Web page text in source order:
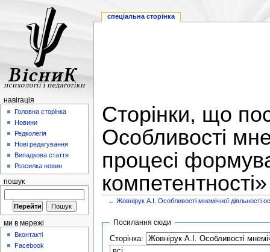
Сторінки, що
Особливості
процесі
компетентності»
←Жовнірук А.І. Особливості мнемічної діяльності
Посилання сюди
Сторінка:
спеціальна сторінка
навігація
Головна сторінка
Новини
Редколегія
Нові редагування
Випадкова стаття
Розсилка новин
пошук
ми в мережі
Вконтакті
Facebook